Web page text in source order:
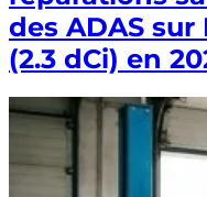
des ADAS
(2.3 dCi) en